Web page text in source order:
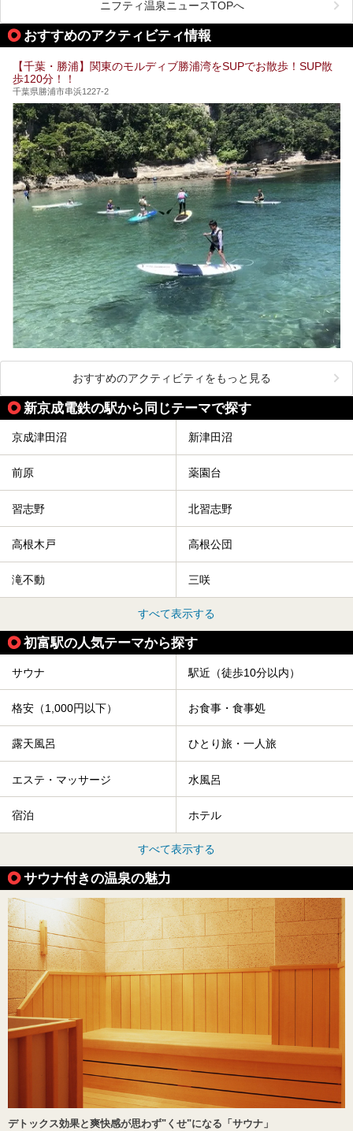
がお勧めする、一度は入るべき千葉の温泉・スパ34選をま
とめました。
ニフティ温泉ニュースTOPへ
おすすめのアクティビティ情報
【千葉・勝浦】関東のモルディブ勝浦湾をSUPでお散歩！SUP散
歩120分！！
千葉県勝浦市串浜1227-2
おすすめのアクティビティをもっと見る
新京成電鉄の駅から同じテーマで探す
京成津田沼 新津田沼
前原 薬園台
習志野 北習志野
高根木戸 高根公団
滝不動 三咲
すべて表示する
初富駅の人気テーマから探す
サウナ 駅近（徒歩10分以内）
格安（1,000円以下） お食事・食事処
露天風呂 ひとり旅・一人旅
エステ・マッサージ 水風呂
宿泊 ホテル
すべて表示する
サウナ付きの温泉の魅力
デトックス効果と爽快感が思わず"くせ"になる「サウナ」